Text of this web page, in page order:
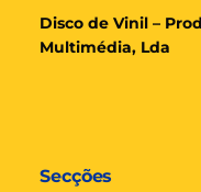
Disco de Vinil –
Multimédia, Lda
Secções